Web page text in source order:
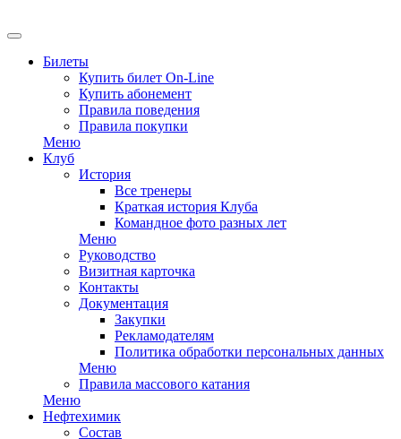
Билеты
Купить билет On-Line
Купить абонемент
Правила поведения
Правила покупки
Меню
Клуб
История
Все тренеры
Краткая история Клуба
Командное фото разных лет
Меню
Руководство
Визитная карточка
Контакты
Документация
Закупки
Рекламодателям
Политика обработки персональных данных
Меню
Правила массового катания
Меню
Нефтехимик
Состав